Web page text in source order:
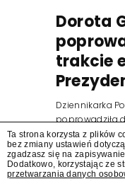
Dorota
trakcie
Dziennikarka
poprowadziła
Prezydenta
rocznicy
na prezydenta.
Ta strona korzysta z plików
bez zmiany ustawień
zgadzasz się na
Dodatkowo, korzystając ze
przetwarzania danych